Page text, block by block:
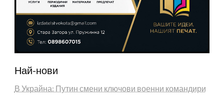
Най-нови
В Украйна: Путин смени ключови военни командири